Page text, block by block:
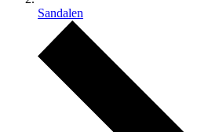
Sandalen